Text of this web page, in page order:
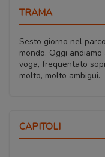
TRAMA
Sesto giorno nel
mondo. Oggi
voga, frequentato
molto, molto ambigui.
CAPITOLI